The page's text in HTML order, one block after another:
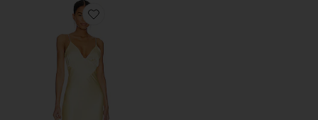
Favorite CAPRI DIAMONTE ドレス